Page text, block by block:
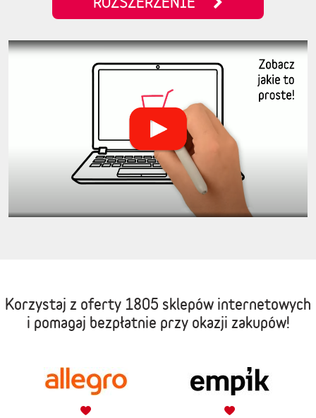
Korzystaj z oferty 1805 sklepów internetowych
i pomagaj bezpłatnie przy okazji zakupów!